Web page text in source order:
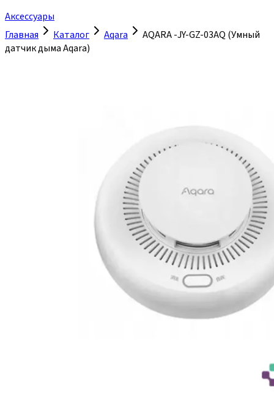
Аксессуары
Главная
Каталог Aqara
AQARA -JY-GZ-03AQ (Умный
датчик дыма Aqara)